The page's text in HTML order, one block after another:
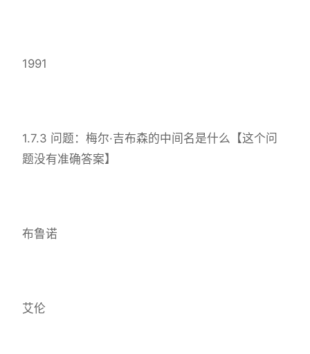
1991
1.7.3 问题：梅尔·吉布森的中间名是什么【这个问
题没有准确答案】
布鲁诺
艾伦